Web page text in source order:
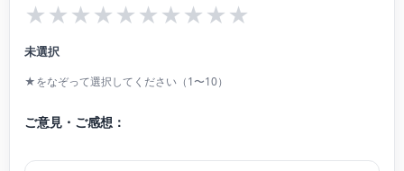
などを受賞。
★★★★★★★★★★
未選択
★をなぞって選択してください（1〜10）
ご意見・ご感想：